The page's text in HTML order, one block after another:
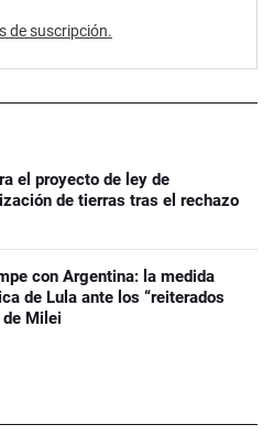
de suscripción.
el proyecto de ley de
de tierras tras el rechazo
con Argentina: la medida
de Lula ante los “reiterados
Milei